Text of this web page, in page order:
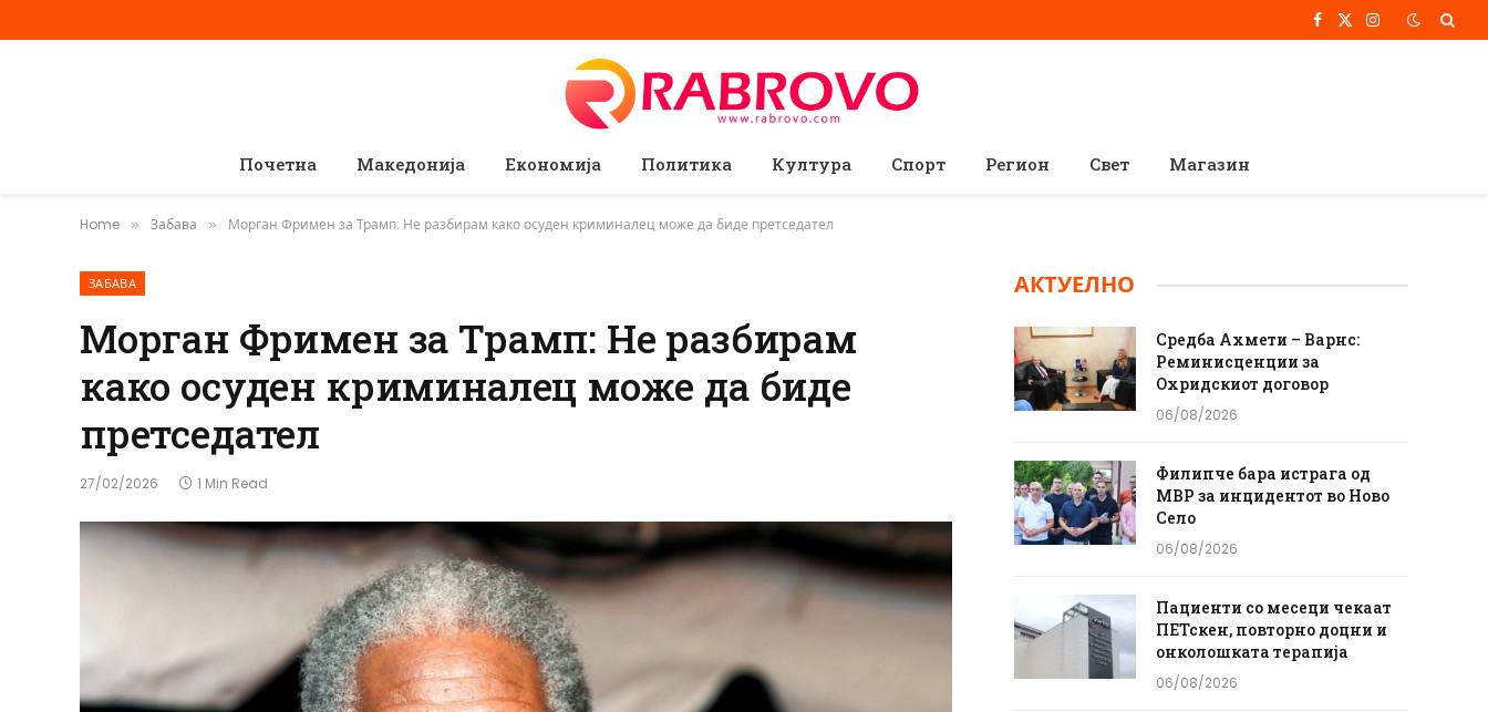
Facebook
X
Instagram
Почетна Македонија Економија Политика Култура Спорт Регион Свет Магазин
Home » Забава » Морган Фримен за Трамп: Не разбирам како осуден криминалец може да биде претседател
ЗАБАВА
Морган Фримен за Трамп: Не разбирам
како осуден криминалец може да биде
претседател
27/02/2026 1 Min Read
АКТУЕЛНО
Средба Ахмети – Варнс:
Реминисценции за
Охридскиот договор
06/08/2026
Филипче бара истрага од
МВР за инцидентот во Ново
Село
06/08/2026
Пациенти со месеци чекаат
ПЕТскен, повторно доцни и
онколошката терапија
06/08/2026